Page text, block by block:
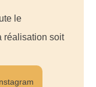
le
réalisation soit